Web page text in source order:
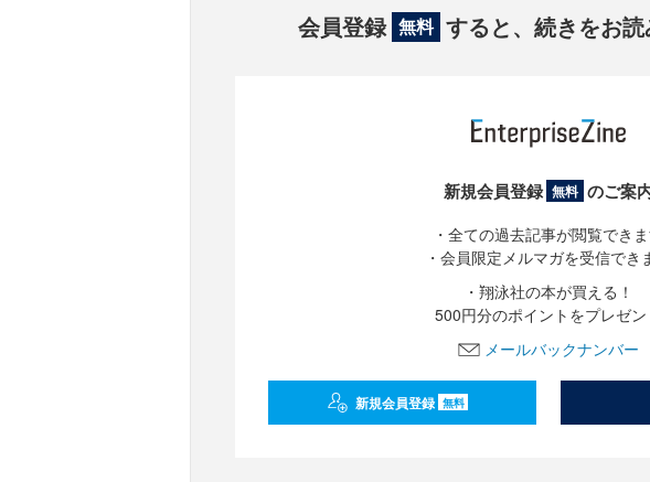
会員登録 無料 すると、続きをお
新規会員登録 無料 のご案
・全ての過去記事が閲覧でき
・会員限定メルマガを受信でき
・翔泳社の本が買える！
500円分のポイントをプレゼン
メールバックナンバー
新規会員登録 無料